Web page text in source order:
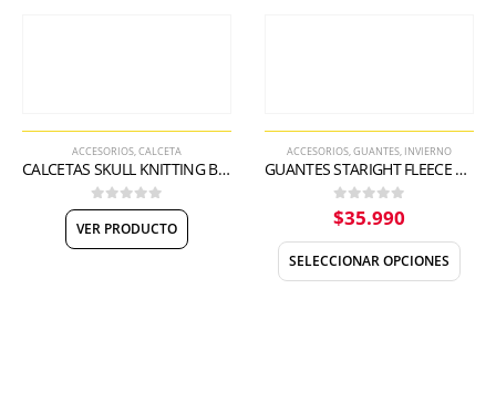
ACCESORIOS,CALCETA
CALCETAS SKULL KNITTING BLACK
0out of 5
VER PRODUCTO
ACCESORIOS,GUANTES, INVIERNO
GUANTES STARIGHT FLEECE CYCLING GLOVES
0out of 5
$35.990
SELECCIONAR OPCIONES